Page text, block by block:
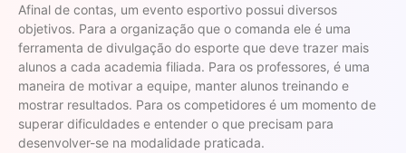
Afinal de contas, um evento esportivo possui diversos
objetivos. Para a organização que o comanda ele é uma
ferramenta de divulgação do esporte que deve trazer mais
alunos a cada academia filiada. Para os professores, é uma
maneira de motivar a equipe, manter alunos treinando e
mostrar resultados. Para os competidores é um momento de
superar dificuldades e entender o que precisam para
desenvolver-se na modalidade praticada.